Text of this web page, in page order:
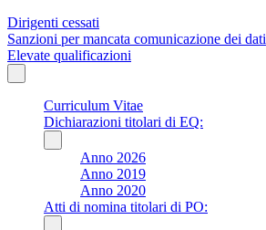
Dirigenti cessati
Sanzioni per mancata comunicazione dei dati
Elevate qualificazioni
Curriculum Vitae
Dichiarazioni titolari di EQ:
Anno 2026
Anno 2019
Anno 2020
Atti di nomina titolari di PO: